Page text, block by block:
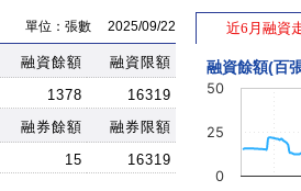
單位：張數 2025/09/22
融資餘額
融資限額
1378
16319
融券餘額
融券限額
15 16319
近6月融資
融資餘額(百
0
25
50